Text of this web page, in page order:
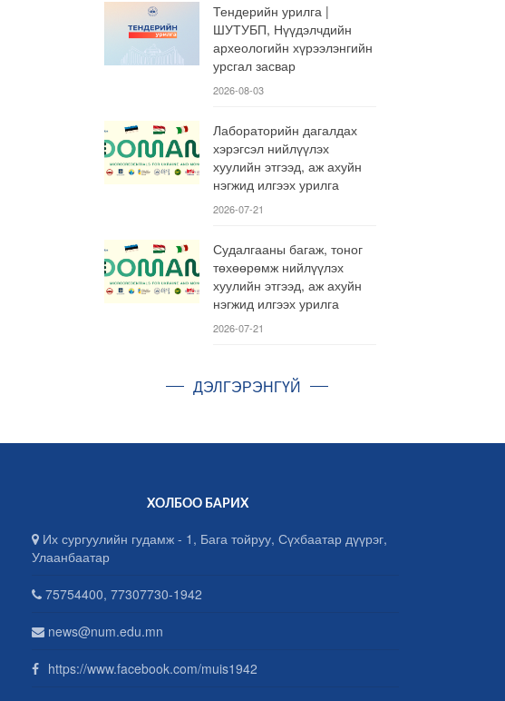
Тендерийн урилга |
ШУТУБП, Нүүдэлчдийн
археологийн хүрээлэнгийн
урсгал засвар
2026-08-03
Лабораторийн дагалдах
хэрэгсэл нийлүүлэх
хуулийн этгээд, аж ахуйн
нэгжид илгээх урилга
2026-07-21
Судалгааны багаж, тоног
төхөөрөмж нийлүүлэх
хуулийн этгээд, аж ахуйн
нэгжид илгээх урилга
2026-07-21
ДЭЛГЭРЭНГҮЙ
ХОЛБОО БАРИХ
Их сургуулийн гудамж - 1, Бага тойруу, Сүхбаатар дүүрэг,
Улаанбаатар
75754400, 77307730-1942
news@num.edu.mn
https://www.facebook.com/muis1942